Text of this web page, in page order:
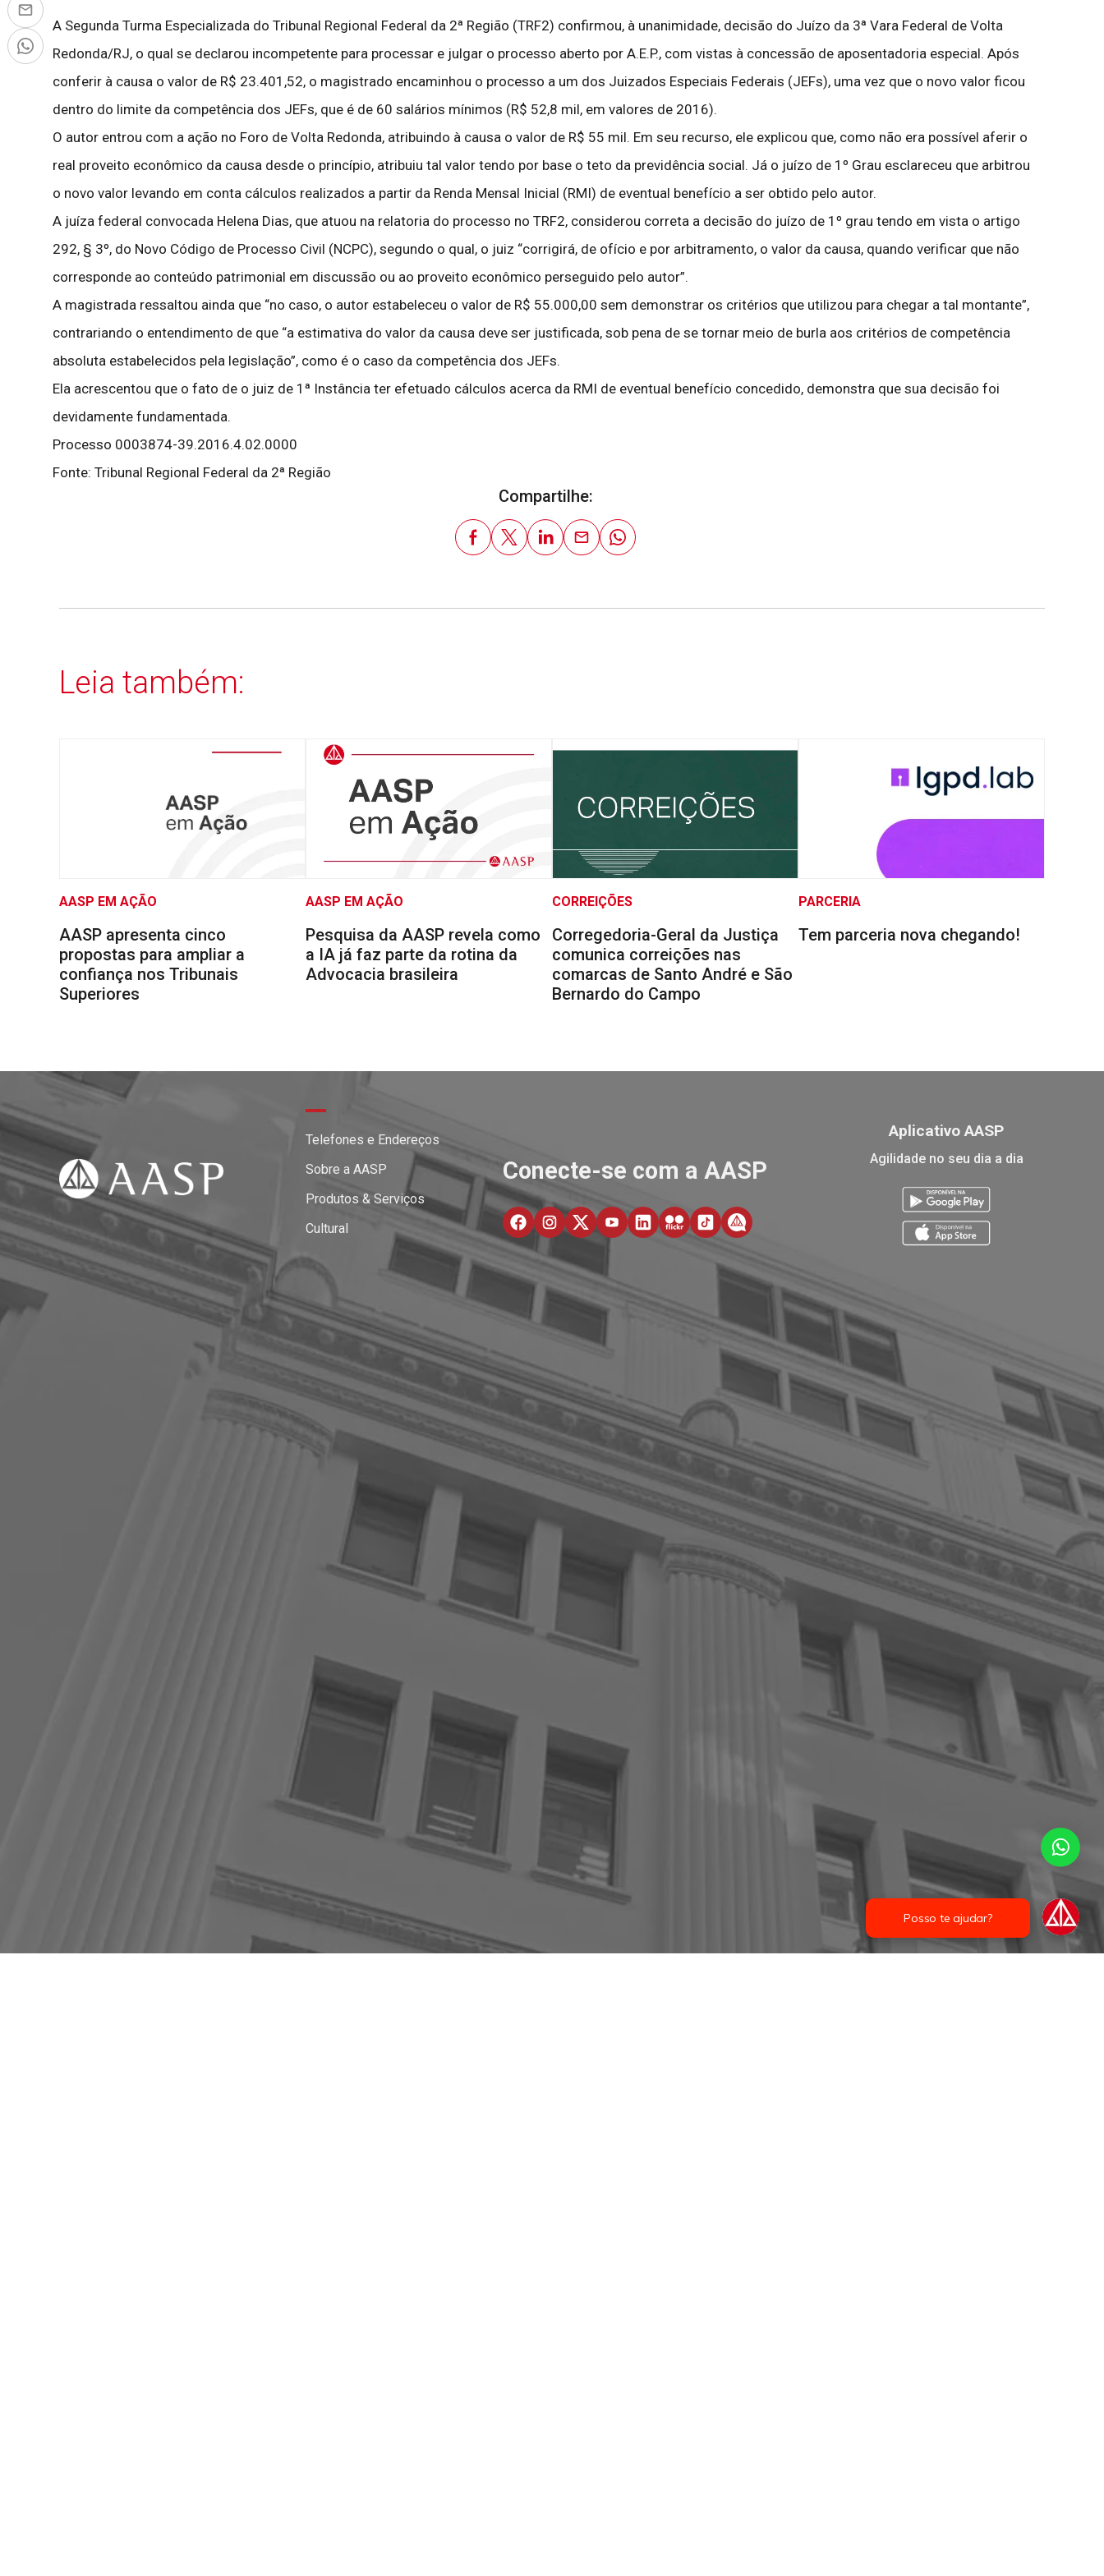
A Segunda Turma Especializada do Tribunal Regional Federal da 2ª Região (TRF2) confirmou, à unanimidade, decisão do Juízo da 3ª Vara Federal de Volta
Redonda/RJ, o qual se declarou incompetente para processar e julgar o processo aberto por A.E.P., com vistas à concessão de aposentadoria especial. Após
conferir à causa o valor de R$ 23.401,52, o magistrado encaminhou o processo a um dos Juizados Especiais Federais (JEFs), uma vez que o novo valor ficou
dentro do limite da competência dos JEFs, que é de 60 salários mínimos (R$ 52,8 mil, em valores de 2016).
O autor entrou com a ação no Foro de Volta Redonda, atribuindo à causa o valor de R$ 55 mil. Em seu recurso, ele explicou que, como não era possível aferir o
real proveito econômico da causa desde o princípio, atribuiu tal valor tendo por base o teto da previdência social. Já o juízo de 1º Grau esclareceu que arbitrou
o novo valor levando em conta cálculos realizados a partir da Renda Mensal Inicial (RMI) de eventual benefício a ser obtido pelo autor.
A juíza federal convocada Helena Dias, que atuou na relatoria do processo no TRF2, considerou correta a decisão do juízo de 1º grau tendo em vista o artigo
292, § 3º, do Novo Código de Processo Civil (NCPC), segundo o qual, o juiz “corrigirá, de ofício e por arbitramento, o valor da causa, quando verificar que não
corresponde ao conteúdo patrimonial em discussão ou ao proveito econômico perseguido pelo autor”.
A magistrada ressaltou ainda que “no caso, o autor estabeleceu o valor de R$ 55.000,00 sem demonstrar os critérios que utilizou para chegar a tal montante”,
contrariando o entendimento de que “a estimativa do valor da causa deve ser justificada, sob pena de se tornar meio de burla aos critérios de competência
absoluta estabelecidos pela legislação”, como é o caso da competência dos JEFs.
Ela acrescentou que o fato de o juiz de 1ª Instância ter efetuado cálculos acerca da RMI de eventual benefício concedido, demonstra que sua decisão foi
devidamente fundamentada.
Processo 0003874-39.2016.4.02.0000
Fonte: Tribunal Regional Federal da 2ª Região
Compartilhe:
Leia também:
AASP EM AÇÃO
AASP apresenta cinco
propostas para ampliar a
confiança nos Tribunais
Superiores
AASP EM AÇÃO
Pesquisa da AASP revela como
a IA já faz parte da rotina da
Advocacia brasileira
CORREIÇÕES
Corregedoria-Geral da Justiça
comunica correições nas
comarcas de Santo André e São
Bernardo do Campo
PARCERIA
Tem parceria nova chegando!
Telefones e Endereços
Sobre a AASP
Produtos & Serviços
Cultural
Conecte-se com a AASP
Aplicativo AASP
Agilidade no seu dia a dia